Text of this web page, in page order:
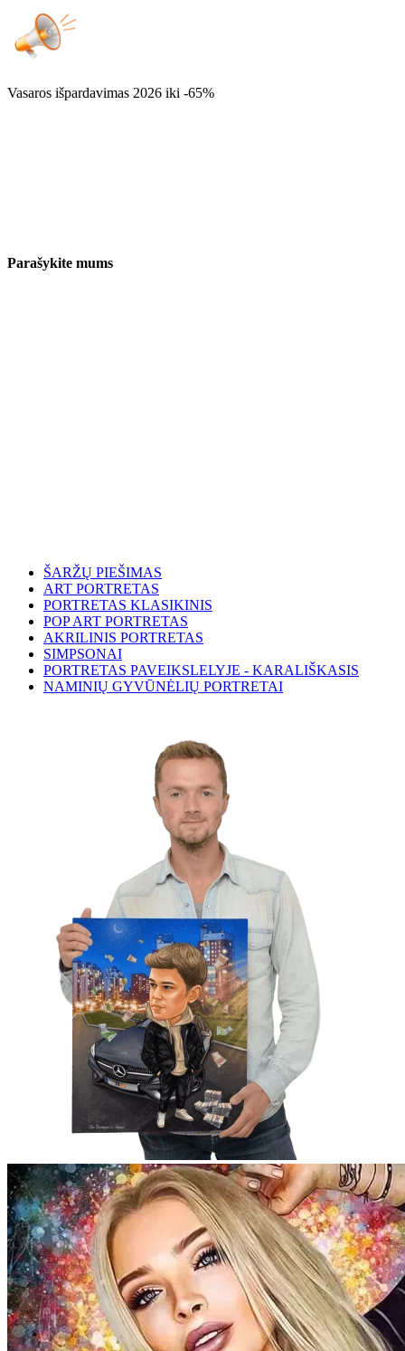
Vasaros išpardavimas 2026 iki -65%
Parašykite mums
ŠARŽŲ PIEŠIMAS
ART PORTRETAS
PORTRETAS KLASIKINIS
POP ART PORTRETAS
AKRILINIS PORTRETAS
SIMPSONAI
PORTRETAS PAVEIKSLELYJE - KARALIŠKASIS
NAMINIŲ GYVŪNĖLIŲ PORTRETAI